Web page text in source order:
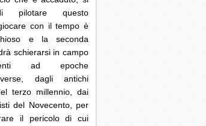
pilotare questo
con il tempo è
e la seconda
schierarsi in campo
ad epoche
dagli antichi
terzo millennio, dai
del Novecento, per
il pericolo di cui